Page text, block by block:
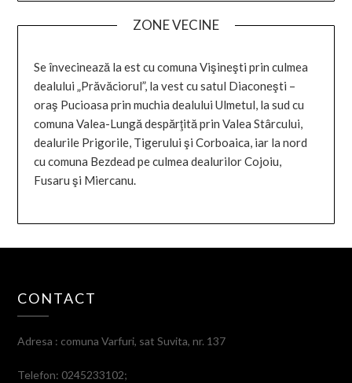
ZONE VECINE
Se învecinează la est cu comuna Vişineşti prin culmea
dealului „Prăvăciorul”, la vest cu satul Diaconeşti –
oraş Pucioasa prin muchia dealului Ulmetul, la sud cu
comuna Valea-Lungă despărţită prin Valea Stârcului,
dealurile Prigorile, Tigerului şi Corboaica, iar la nord
cu comuna Bezdead pe culmea dealurilor Cojoiu,
Fusaru şi Miercanu.
CONTACT
Adresa : comuna Varfuri, sat Suvita, nr. 137
Telefon: 0245233102;